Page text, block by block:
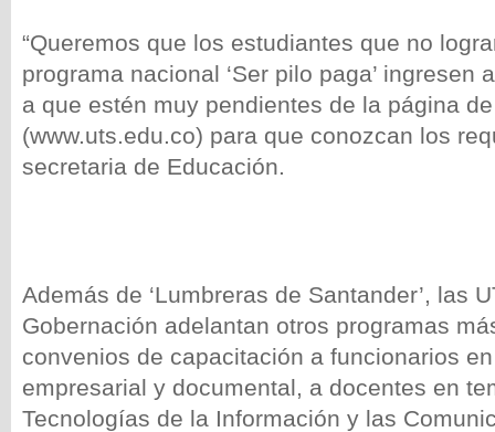
“Queremos que los estudiantes que no
programa nacional ‘Ser pilo paga’ ingresen
a que estén muy pendientes de la página
(www.uts.edu.co) para que conozcan los
secretaria de Educación.
Además de ‘Lumbreras de Santander’, las
Gobernación adelantan otros programas
convenios de capacitación a funcionarios
empresarial y documental, a docentes en
Tecnologías de la Información y las